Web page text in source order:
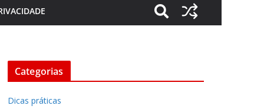
Categorias
Dicas práticas